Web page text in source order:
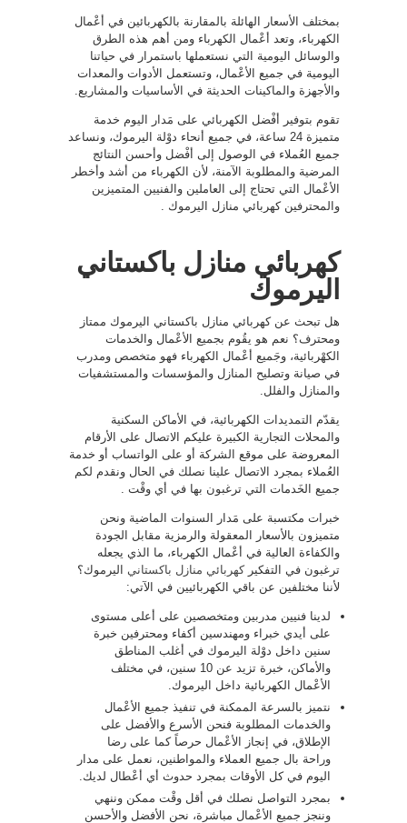
بمختلف الأسعار الهائلة بالمقارنة بالكهربائين في أعْمال
الكهرباء، وتعد أعْمال الكهرباء ومن أهم هذه الطرق
والوسائل اليومية التي نستعملها باستمرار في حياتنا
اليومية في جميع الأعْمال، وتستعمل الأدوات والمعدات
والأجهزة والماكينات الحديثة في الأساسيات والمشاريع.
تقوم بتوفير أفْضل الكهربائي على مَدار اليوم خدمة
متميزة 24 ساعة، في جميع أنحاء دوْلة اليرموك، ونساعد
جميع العُملاء في الوصول إلى أفْضل وأحسن النتائج
المرضية والمطلوبة الآمنة، لأن الكهرباء من أشد وأخطر
الأعْمال التي تحتاج إلى العاملين والفنيين المتميزين
والمحترفين كهربائي منازل اليرموك .
كهربائي منازل باكستاني
اليرموك
هل تبحث عن كهربائي منازل باكستاني اليرموك ممتاز
ومحترف؟ نعم هو يقُوم بجميع الأعْمال والخدمات
الكهْربائية، وجَميع أعْمال الكهرباء فهو متخصص ومدرب
في صيانة وتصليح المنازل والمؤسسات والمستشفيات
والمنازل والفلل.
يقدّم التمديدات الكهربائية، في الأماكن السكنية
والمحلات التجارية الكبيرة عليكم الاتصال على الأرقام
المعروضة على موقع الشركة أو على الواتساب أو خدمة
العُملاء بمجرد الاتصال علينا نصلك في الحال ونقدم لكم
جميع الخَدمات التي ترغبون بها في أي وقْت .
خبرات مكتسبة على مَدار السنوات الماضية ونحن
متميزون بالأسعار المعقولة والرمزية مقابل الجودة
والكفاءة العالية في أعْمال الكهرباء، ما الذي يجعله
ترغبون في التفكيركهربائي منازل باكستاني اليرموك؟
لأننا مختلفين عن باقي الكهربائيين في الآتي:
لدينا فنيين مدربين ومتخصصين على أعلى مستوى
على أيدي خبراء ومهندسين أكفاء ومحترفين خبرة
سنين داخل دوْلة اليرموك في أغلب المناطق
والأماكن، خبرة تزيد عن 10 سنين، في مختلف
الأعْمال الكهربائية داخل اليرموك.
نتميز بالسرعة الممكنة في تنفيذ جميع الأعْمال
والخدمات المطلوبة فنحن الأسرع والأفضل على
الإطلاق، في إنجاز الأعْمال حرصاً كما على رضا
وراحة بال جميع العملاء والمواطنين، نعمل على مدار
اليوم في كل الأوقات بمجرد حدوث أي أعْطال لديك.
بمجرد التواصل نصلك في أقل وقْت ممكن وننهي
وننجز جميع الأعْمال مباشرة، نحن الأفضل والأحسن